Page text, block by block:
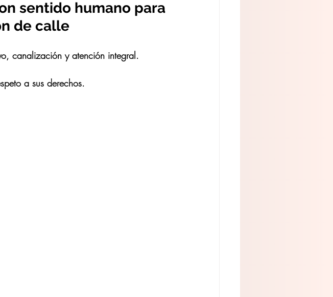
sentido humano para
de calle
canalización y atención integral.
a sus derechos.